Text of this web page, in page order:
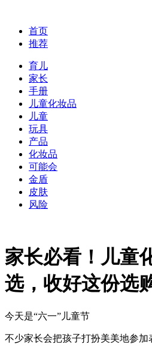
首页
推荐
育儿
家长
手册
儿童化妆品
儿童
玩具
产品
化妆品
可能会
金盾
皮肤
风险
家长必看！儿童
选，收好这份选
今天是“六一”儿童节
不少家长会把孩子打扮美美地参加